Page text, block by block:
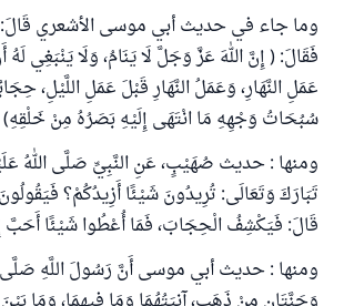
وما جاء في حديث أبي موسى الأشعري قَالَ:
فَقَالَ: ( إِنَّ اللهَ عَزَّ وَجَلَّ لَا يَنَامُ، وَلَا يَنْبَغِي
عَمَلِ النَّهَارِ، وَعَمَلُ النَّهَارِ قَبْلَ عَمَلِ اللَّيْلِ،
سُبُحَاتُ وَجْهِهِ مَا انْتَهَى إِلَيْهِ بَصَرُهُ مِنْ خَلْقِهِ)
ومنها : حديث صُهَيْبٍ، عَنِ النَّبِيِّ صَلَّى اللهُ
تَبَارَكَ وَتَعَالَى: تُرِيدُونَ شَيْئًا أَزِيدُكُمْ؟
قَالَ: فَيَكْشِفُ الْحِجَابَ، فَمَا أُعْطُوا شَيْئًا أَحَبَّ
ومنها : حديث أبي موسى أَنَّ رَسُولَ اللَّهِ صَلَّى